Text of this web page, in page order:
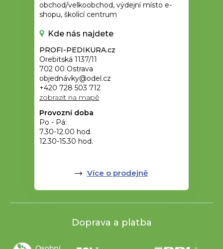
obchod/velkoobchod, výdejní místo e-
shopu, školící centrum
Kde nás najdete
PROFI-PEDIKURA.cz
Orebitská 1137/11
702 00 Ostrava
objednávky@odel.cz
+420 728 503 712
zobrazit na mapě
Provozní doba
Po - Pá:
7.30-12.00 hod.
12.30-15.30 hod.
Více o prodejně
Doprava a platba